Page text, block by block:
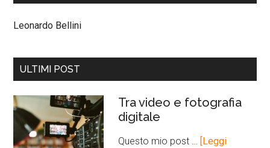
Leonardo Bellini
ULTIMI POST
Tra video e fotografia
digitale
Questo mio post …
[Leggi